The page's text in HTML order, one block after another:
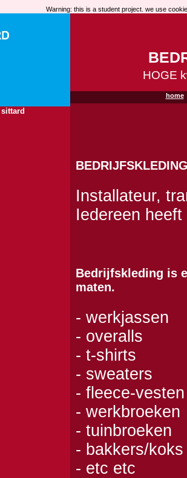
Warning: this is a student project. we use
sittard
HOGE
home
Installateur,
Iedereen
Bedrijfskleding is
maten.
- werkjassen
- overalls
- t-shirts
- sweaters
- fleece-vesten
- werkbroeken
- tuinbroeken
- bakkers/
- etc etc